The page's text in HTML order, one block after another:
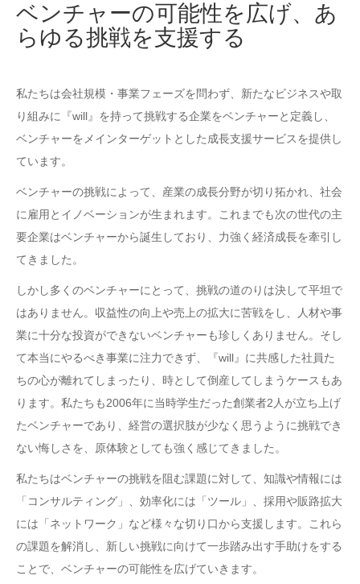
ベンチャーの可能性を広げ、あ
らゆる挑戦を支援する
私たちは会社規模・事業フェーズを問わず、新たなビジネスや取
り組みに『will』を持って挑戦する企業をベンチャーと定義し、
ベンチャーをメインターゲットとした成長支援サービスを提供し
ています。
ベンチャーの挑戦によって、産業の成長分野が切り拓かれ、社会
に雇用とイノベーションが生まれます。これまでも次の世代の主
要企業はベンチャーから誕生しており、力強く経済成長を牽引し
てきました。
しかし多くのベンチャーにとって、挑戦の道のりは決して平坦で
はありません。収益性の向上や売上の拡大に苦戦をし、人材や事
業に十分な投資ができないベンチャーも珍しくありません。そし
て本当にやるべき事業に注力できず、『will』に共感した社員た
ちの心が離れてしまったり、時として倒産してしまうケースもあ
ります。私たちも2006年に当時学生だった創業者2人が立ち上げ
たベンチャーであり、経営の選択肢が少なく思うように挑戦でき
ない悔しさを、原体験としても強く感じてきました。
私たちはベンチャーの挑戦を阻む課題に対して、知識や情報には
「コンサルティング」、効率化には「ツール」、採用や販路拡大
には「ネットワーク」など様々な切り口から支援します。これら
の課題を解消し、新しい挑戦に向けて一歩踏み出す手助けをする
ことで、ベンチャーの可能性を広げていきます。